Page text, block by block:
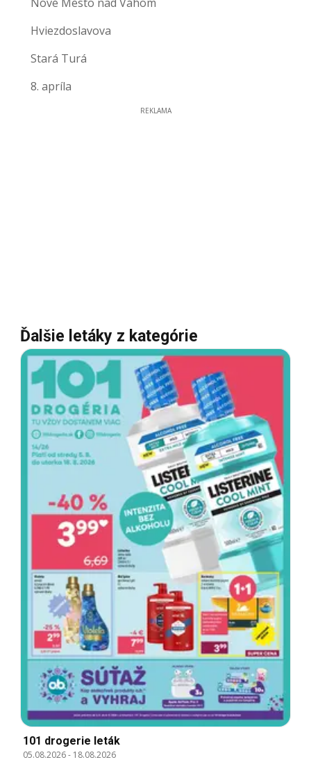
Hviezdoslavova
Stará Turá
8. apríla
REKLAMA
Ďalšie letáky z kategórie
101 drogerie leták
05.08.2026- 18.08.2026